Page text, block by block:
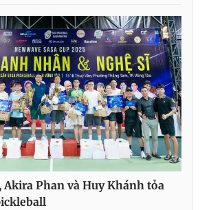
Akira Phan và Huy Khánh tỏa